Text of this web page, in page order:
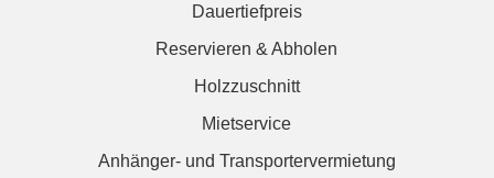
Dauertiefpreis
Reservieren & Abholen
Holzzuschnitt
Mietservice
Anhänger- und Transportervermietung